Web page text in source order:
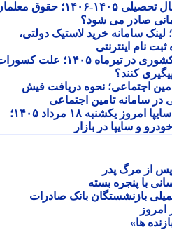
حکم حقوقی نومعلمان در سال تحصیلی ۱۴۰۵-۱۴۰۶؛ حقوق معلمان
صادر می شود؟
لاستیک دولتی ۱۴۰۵؛ لینک سامانه خرید لاستیک دولتی،
اینترنتی
کسر از حقوق بازنشستگان کشوری در تیرماه ۱۴۰۵؛ علت کسورات
کنند؟
نحوه دریافت فیش
تامین اجتماعی
قیمت خودرو ایران خودرو و سایپا امروز یکشنبه ۱۸ مرداد ۱۴۰۵؛
سایپا در بازار
مرگ پدر
پنجره بسته
بازنشستگان بانک صادرات
ها»